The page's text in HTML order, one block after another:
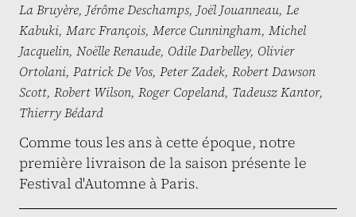
La Bruyère, Jérôme Deschamps, Joël Jouanneau, Le
Kabuki, Marc François, Merce Cunningham, Michel
Jacquelin, Noëlle Renaude, Odile Darbelley, Olivier
Ortolani, Patrick De Vos, Peter Zadek, Robert Dawson
Scott, Robert Wilson, Roger Copeland, Tadeusz Kantor,
Thierry Bédard
Comme tous les ans à cette époque, notre
première livraison de la saison présente le
Festival d'Automne à Paris.